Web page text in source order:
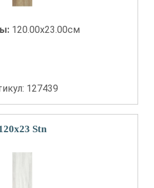
120.00x23.00см
127439
Stn